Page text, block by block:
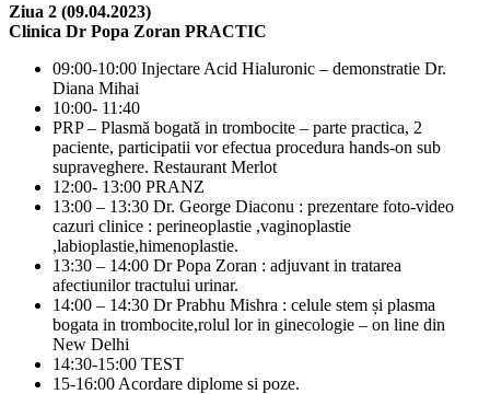
Ziua 2 (09.04.2023)
Clinica Dr Popa Zoran PRACTIC
09:00-10:00 Injectare Acid Hialuronic – demonstratie Dr.
Diana Mihai
10:00- 11:40
PRP – Plasmă bogată in trombocite – parte practica, 2
paciente, participatii vor efectua procedura hands-on sub
supraveghere. Restaurant Merlot
12:00- 13:00 PRANZ
13:00 – 13:30 Dr. George Diaconu : prezentare foto-video
cazuri clinice : perineoplastie ,vaginoplastie
,labioplastie,himenoplastie.
13:30 – 14:00 Dr Popa Zoran : adjuvant in tratarea
afectiunilor tractului urinar.
14:00 – 14:30 Dr Prabhu Mishra : celule stem și plasma
bogata in trombocite,rolul lor in ginecologie – on line din
New Delhi
14:30-15:00 TEST
15-16:00 Acordare diplome si poze.